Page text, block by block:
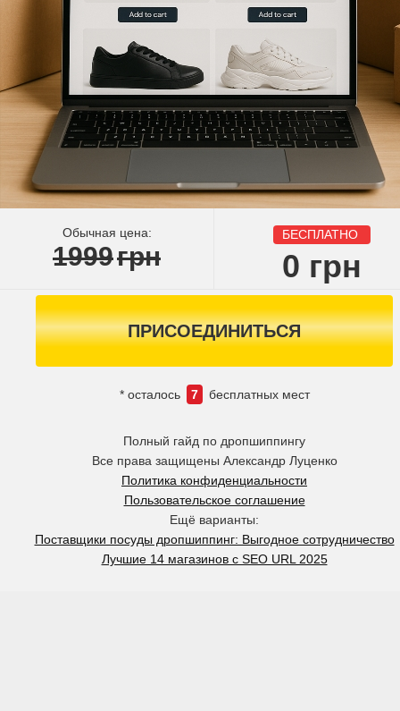
Обычная цена:
1999грн
БЕСПЛАТНО
0 грн
ПРИСОЕДИНИТЬСЯ
* осталось 7 бесплатных мест
Полный гайд по дропшиппингу
Все права защищены Александр Луценко
Политика конфиденциальности
Пользовательское соглашение
Ещё варианты:
Поставщики посуды дропшиппинг: Выгодное сотрудничество
Лучшие 14 магазинов с SEO URL 2025